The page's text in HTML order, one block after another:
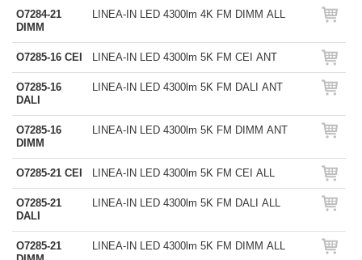
O7284-21
DIMM
LINEA-IN LED 4300lm 4K FM DIMM ALL
O7285-16 CEI LINEA-IN LED 4300lm 5K FM CEI ANT
O7285-16
DALI
LINEA-IN LED 4300lm 5K FM DALI ANT
O7285-16
DIMM
LINEA-IN LED 4300lm 5K FM DIMM ANT
O7285-21 CEI LINEA-IN LED 4300lm 5K FM CEI ALL
O7285-21
DALI
LINEA-IN LED 4300lm 5K FM DALI ALL
O7285-21
LINEA-IN LED 4300lm 5K FM DIMM ALL